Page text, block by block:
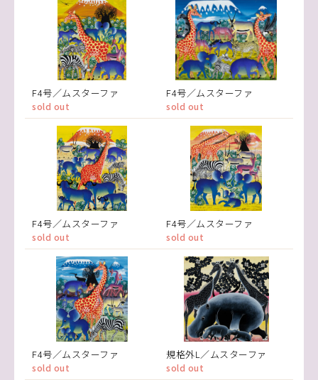
F4号／ムスターファ
sold out
F4号／ムスターファ
sold out
F4号／ムスターファ
sold out
F4号／ムスターファ
sold out
F4号／ムスターファ
sold out
規格外L／ムスターファ
sold out